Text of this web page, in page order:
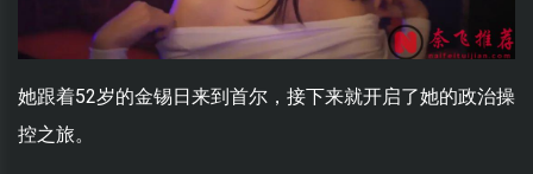
她跟着52岁的金锡日来到首尔，接下来就开启了她的政治操
控之旅。